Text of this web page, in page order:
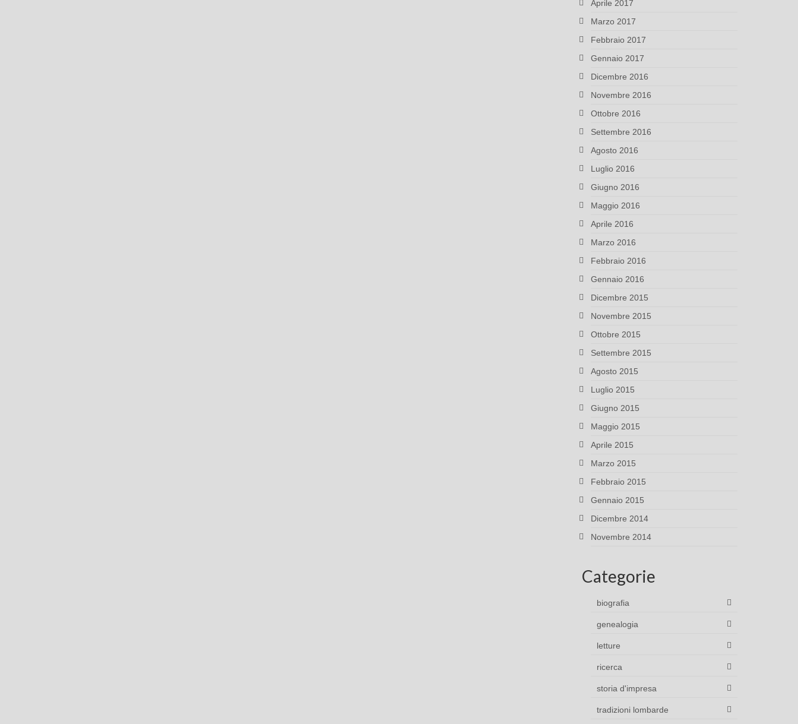
Aprile 2017
Marzo 2017
Febbraio 2017
Gennaio 2017
Dicembre 2016
Novembre 2016
Ottobre 2016
Settembre 2016
Agosto 2016
Luglio 2016
Giugno 2016
Maggio 2016
Aprile 2016
Marzo 2016
Febbraio 2016
Gennaio 2016
Dicembre 2015
Novembre 2015
Ottobre 2015
Settembre 2015
Agosto 2015
Luglio 2015
Giugno 2015
Maggio 2015
Aprile 2015
Marzo 2015
Febbraio 2015
Gennaio 2015
Dicembre 2014
Novembre 2014
Categorie
biografia
genealogia
letture
ricerca
storia d'impresa
tradizioni lombarde